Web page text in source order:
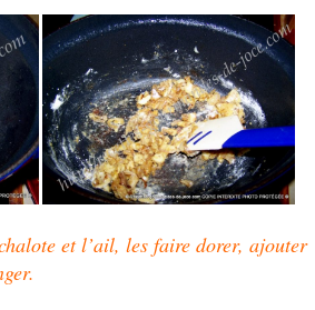
et l’ail, les faire dorer, ajouter